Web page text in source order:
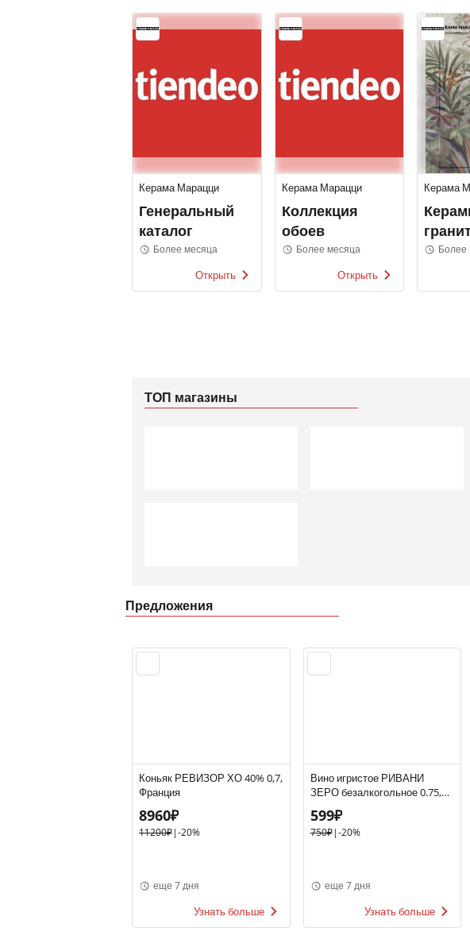
Керама Марацци
Генеральный
каталог
Более месяца
Открыть
Керама Марацци
Коллекция
обоев
Более месяца
Открыть
Керама
Более
ТОП магазины
Предложения
Коньяк РЕВИЗОР ХО 40% 0,7,
Франция
8960₽
11200₽|-20%
еще 7 дня
Узнать больше
Вино игристое РИВАНИ
ЗЕРО безалкогольное 0.75,
белое, полусладкое, Италия
599₽
750₽|-20%
еще 7 дня
Узнать больше